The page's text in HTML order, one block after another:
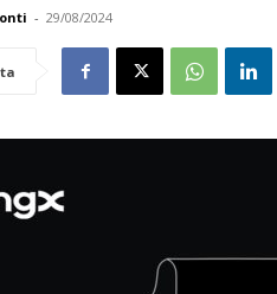
- 29/08/2024